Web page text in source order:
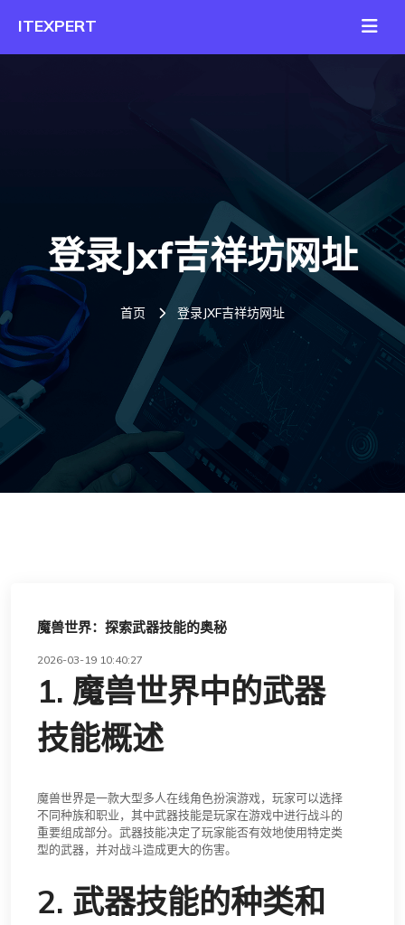
登录jxf吉祥坊网址
首页 登录JXF吉祥坊网址
魔兽世界：探索武器技能的奥秘
2026-03-19 10:40:27
1. 魔兽世界中的武器
技能概述
魔兽世界是一款大型多人在线角色扮演游戏，玩家可以选择
不同种族和职业，其中武器技能是玩家在游戏中进行战斗的
重要组成部分。武器技能决定了玩家能否有效地使用特定类
型的武器，并对战斗造成更大的伤害。
2. 武器技能的种类和